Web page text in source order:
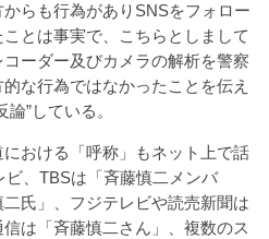
らも行為がありSNSをフォロー
とは事実で、こちらとしまして
ーダー及びカメラの解析を警察
な行為ではなかったことを伝え
”している。
おける「呼称」もネット上で話
、TBSは「斉藤慎二メンバ
氏」、フジテレビや読売新聞は
信は「斉藤慎二さん」、複数のス